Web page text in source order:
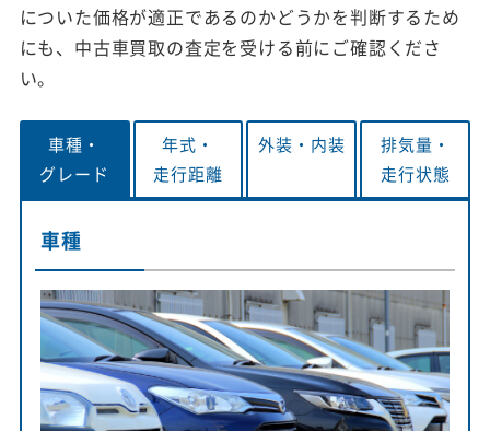
についた価格が適正であるのかどうかを判断するため
にも、中古車買取の査定を受ける前にご確認くださ
い。
車種・
グレード
年式・
走行距離
外装・ 内装
排気量・
走行状態
車種